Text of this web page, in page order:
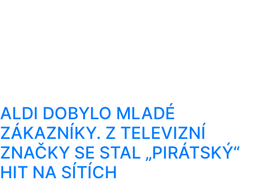
ALDI DOBYLO MLADÉ
ZÁKAZNÍKY. Z TELEVIZNÍ
ZNAČKY SE STAL „PIRÁTSKÝ“
HIT NA SÍTÍCH